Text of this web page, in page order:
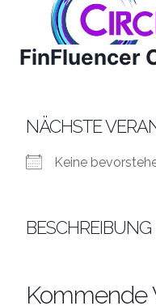
springen
FinFluencer
NÄCHSTE
Keine
BESCHREIBUNG
Kommende